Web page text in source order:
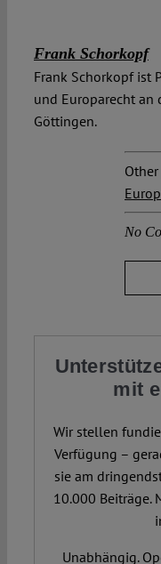
Frank Schorkopf
Frank Schorkopf ist
und Europarecht an
Göttingen.
No
mit
Wir stellen
Verfügung –
sie am
10.000 Beiträge.
Unabhängig.